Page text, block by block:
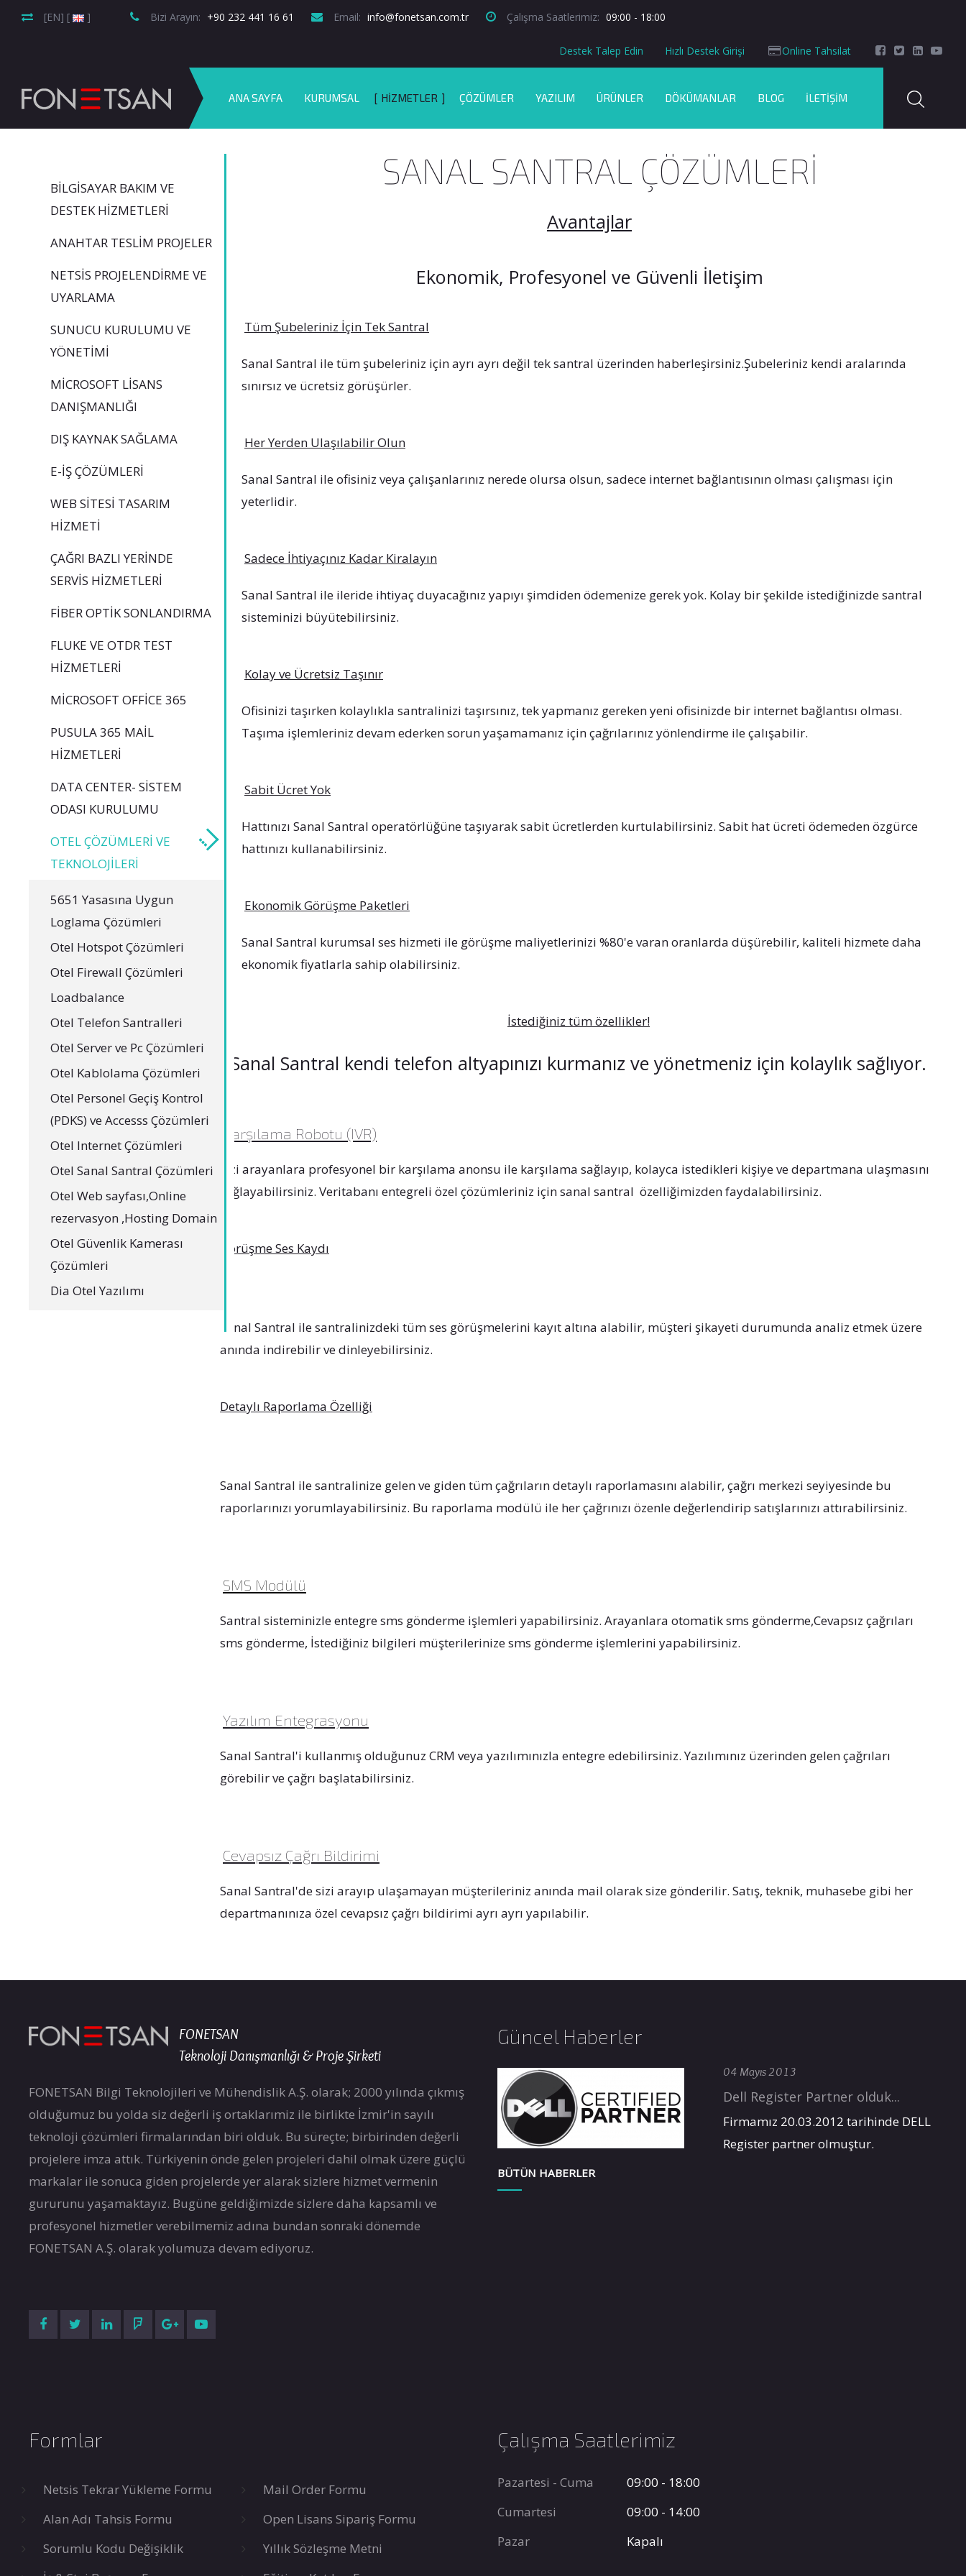
[EN] [ ] Bizi Arayın: +90 232 441 16 61 Email: info@fonetsan.com.tr Çalışma Saatlerimiz: 09:00 - 18:00
Online Tahsilat
Hızlı Destek Girişi
Destek Talep Edin
ANA SAYFA KURUMSAL HIZMETLER ÇÖZÜMLER YAZILIM ÜRÜNLER DÖKÜMANLAR BLOG İLETIŞIM
SANAL SANTRAL ÇÖZÜMLERİ
Avantajlar
Ekonomik, Profesyonel ve Güvenli İletişim
Tüm Şubeleriniz İçin Tek Santral
Sanal Santral ile tüm şubeleriniz için ayrı ayrı değil tek santral üzerinden haberleşirsiniz.Şubeleriniz kendi aralarında
sınırsız ve ücretsiz görüşürler.
Her Yerden Ulaşılabilir Olun
Sanal Santral ile ofisiniz veya çalışanlarınız nerede olursa olsun, sadece internet bağlantısının olması çalışması için
yeterlidir.
Sadece İhtiyaçınız Kadar Kiralayın
Sanal Santral ile ileride ihtiyaç duyacağınız yapıyı şimdiden ödemenize gerek yok. Kolay bir şekilde istediğinizde santral
sisteminizi büyütebilirsiniz.
Kolay ve Ücretsiz Taşınır
Ofisinizi taşırken kolaylıkla santralinizi taşırsınız, tek yapmanız gereken yeni ofisinizde bir internet bağlantısı olması.
Taşıma işlemleriniz devam ederken sorun yaşamamanız için çağrılarınız yönlendirme ile çalışabilir.
Sabit Ücret Yok
Hattınızı Sanal Santral operatörlüğüne taşıyarak sabit ücretlerden kurtulabilirsiniz. Sabit hat ücreti ödemeden özgürce
hattınızı kullanabilirsiniz.
Ekonomik Görüşme Paketleri
Sanal Santral kurumsal ses hizmeti ile görüşme maliyetlerinizi %80'e varan oranlarda düşürebilir, kaliteli hizmete daha
ekonomik fiyatlarla sahip olabilirsiniz.
İstediğiniz tüm özellikler!
Sanal Santral kendi telefon altyapınızı kurmanız ve yönetmeniz için kolaylık sağlıyor.
Karşılama Robotu (IVR)
Sizi arayanlara profesyonel bir karşılama anonsu ile karşılama sağlayıp, kolayca istedikleri kişiye ve departmana ulaşmasını
sağlayabilirsiniz. Veritabanı entegreli özel çözümleriniz için sanal santral özelliğimizden faydalabilirsiniz.
Görüşme Ses Kaydı
Sanal Santral ile santralinizdeki tüm ses görüşmelerini kayıt altına alabilir, müşteri şikayeti durumunda analiz etmek üzere
anında indirebilir ve dinleyebilirsiniz.
Detaylı Raporlama Özelliği
Sanal Santral ile santralinize gelen ve giden tüm çağrıların detaylı raporlamasını alabilir, çağrı merkezi seyiyesinde bu
raporlarınızı yorumlayabilirsiniz. Bu raporlama modülü ile her çağrınızı özenle değerlendirip satışlarınızı attırabilirsiniz.
SMS Modülü
Santral sisteminizle entegre sms gönderme işlemleri yapabilirsiniz. Arayanlara otomatik sms gönderme,Cevapsız çağrıları
sms gönderme, İstediğiniz bilgileri müşterilerinize sms gönderme işlemlerini yapabilirsiniz.
Yazılım Entegrasyonu
Sanal Santral'i kullanmış olduğunuz CRM veya yazılımınızla entegre edebilirsiniz. Yazılımınız üzerinden gelen çağrıları
görebilir ve çağrı başlatabilirsiniz.
Cevapsız Çağrı Bildirimi
Sanal Santral'de sizi arayıp ulaşamayan müşterileriniz anında mail olarak size gönderilir. Satış, teknik, muhasebe gibi her
departmanınıza özel cevapsız çağrı bildirimi ayrı ayrı yapılabilir.
BILGISAYAR BAKIM VE
DESTEK HIZMETLERI
ANAHTAR TESLIM PROJELER
NETSİS PROJELENDIRME VE
UYARLAMA
SUNUCU KURULUMU VE
YÖNETIMI
MICROSOFT LISANS
DANIŞMANLIĞI
DIŞ KAYNAK SAĞLAMA
E-İŞ ÇÖZÜMLERI
WEB SITESI TASARIM
HIZMETI
ÇAĞRI BAZLI YERINDE
SERVIS HIZMETLERI
FIBER OPTIK SONLANDIRMA
FLUKE VE OTDR TEST
HIZMETLERI
MICROSOFT OFFICE 365
PUSULA 365 MAIL
HIZMETLERI
DATA CENTER- SISTEM
ODASI KURULUMU
OTEL ÇÖZÜMLERI VE
TEKNOLOJILERI
5651 Yasasına Uygun
Loglama Çözümleri
Otel Hotspot Çözümleri
Otel Firewall Çözümleri
Loadbalance
Otel Telefon Santralleri
Otel Server ve Pc Çözümleri
Otel Kablolama Çözümleri
Otel Personel Geçiş Kontrol
(PDKS) ve Accesss Çözümleri
Otel Internet Çözümleri
Otel Sanal Santral Çözümleri
Otel Web sayfası,Online
rezervasyon ,Hosting Domain
Otel Güvenlik Kamerası
Çözümleri
Dia Otel Yazılımı
FONETSAN
Teknoloji Danışmanlığı & Proje Şirketi
FONETSAN Bilgi Teknolojileri ve Mühendislik A.Ş. olarak; 2000 yılında çıkmış
olduğumuz bu yolda siz değerli iş ortaklarımiz ile birlikte İzmir'in sayılı
teknoloji çözümleri firmalarından biri olduk. Bu süreçte; birbirinden değerli
projelere imza attık. Türkiyenin önde gelen projeleri dahil olmak üzere güçlü
markalar ile sonuca giden projelerde yer alarak sizlere hizmet vermenin
gururunu yaşamaktayız. Bugüne geldiğimizde sizlere daha kapsamlı ve
profesyonel hizmetler verebilmemiz adına bundan sonraki dönemde
FONETSAN A.Ş. olarak yolumuza devam ediyoruz.
Güncel Haberler
04 Mayıs 2013
Dell Register Partner olduk...
Firmamız 20.03.2012 tarihinde DELL
Register partner olmuştur.
BÜTÜN HABERLER
Formlar
Netsis Tekrar Yükleme Formu
Mail Order Formu
Alan Adı Tahsis Formu
Open Lisans Sipariş Formu
Sorumlu Kodu Değişiklik
Yıllık Sözleşme Metni
Çalışma Saatlerimiz
Pazartesi - Cuma
09:00 - 18:00
Cumartesi
09:00 - 14:00
Pazar
Kapalı